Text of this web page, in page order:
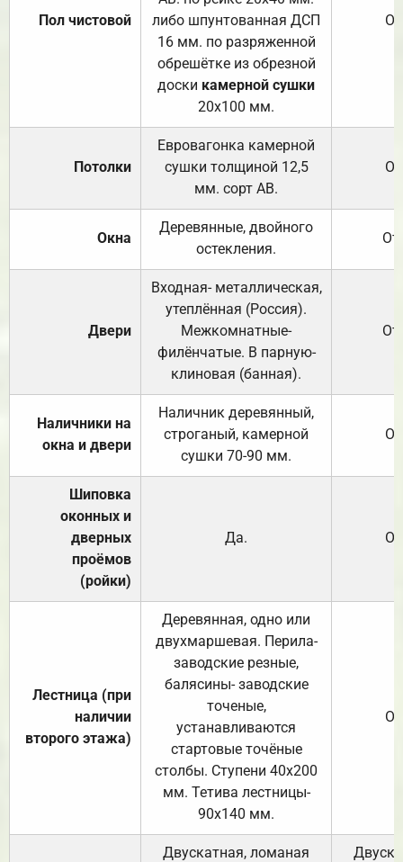
Пол чистовой
либо шпунтованная ДСП
16 мм. по разряженной
обрешётке из обрезной
доски камерной сушки
20х100 мм.
Потолки
Евровагонка камерной
сушки толщиной 12,5
мм. сорт АВ.
Окна
Деревянные, двойного
остекления.
Двери
Входная- металлическая,
утеплённая (Россия).
Межкомнатные-
филёнчатые. В парную-
клиновая (банная).
Наличники на
окна и двери
Наличник деревянный,
строганый, камерной
сушки 70-90 мм.
Шиповка
оконных и
дверных
проёмов
(ройки)
Да.
Лестница (при
наличии
второго этажа)
Деревянная, одно или
двухмаршевая. Перила-
заводские резные,
балясины- заводские
точеные,
устанавливаются
стартовые точёные
столбы. Ступени 40х200
мм. Тетива лестницы-
90х140 мм.
Двускатная, ломаная